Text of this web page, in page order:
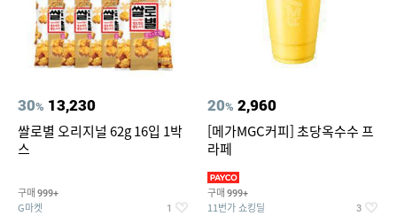
30% 13,230
쌀로별 오리지널 62g 16입 1박
스
구매 999+
G마켓 1
20% 2,960
[메가MGC커피] 초당옥수수 프
라페
구매 999+
11번가 쇼킹딜 3